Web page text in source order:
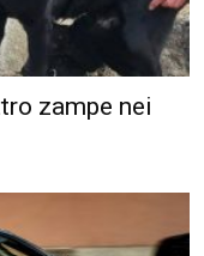
zampe nei